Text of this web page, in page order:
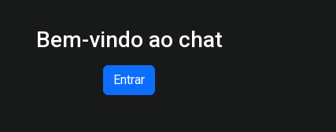
Bem-vindo ao chat
Entrar